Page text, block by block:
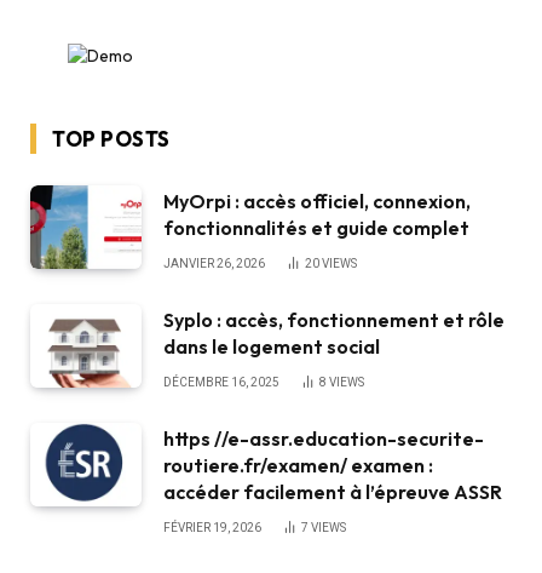
TOP POSTS
MyOrpi : accès officiel, connexion,
fonctionnalités et guide complet
JANVIER 26, 2026 20VIEWS
Syplo : accès, fonctionnement et rôle
dans le logement social
DÉCEMBRE 16, 2025 8 VIEWS
https //e-assr.education-securite-
routiere.fr/examen/ examen :
accéder facilement à l’épreuve ASSR
FÉVRIER 19, 2026 7 VIEWS